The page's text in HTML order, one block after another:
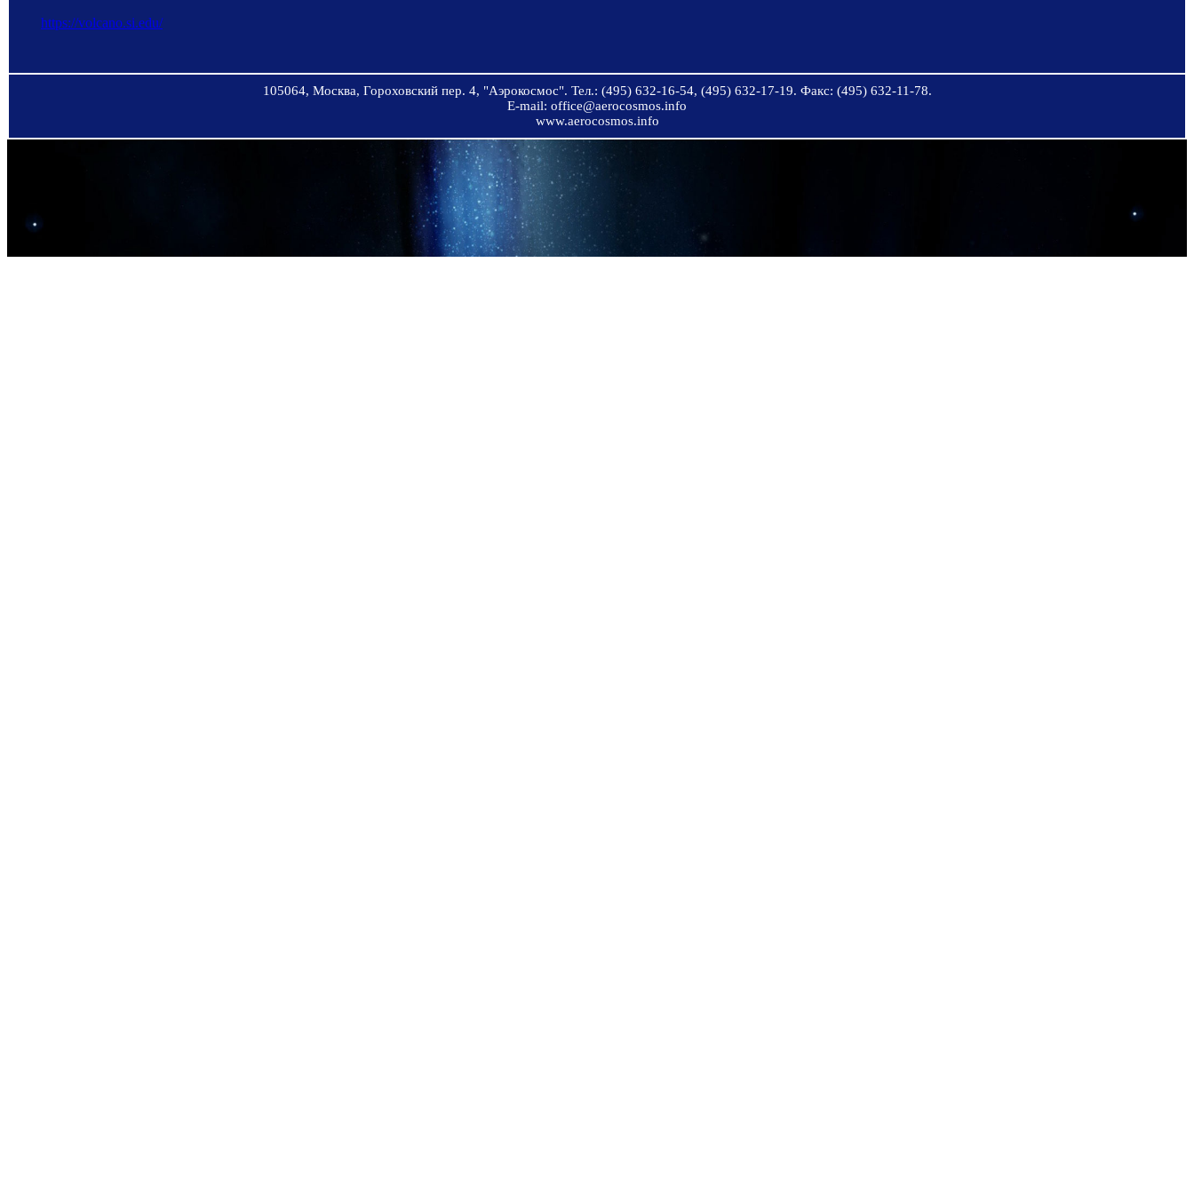
https://volcano.si.edu/
105064, Москва, Гороховский пер. 4, "Аэрокосмос". Тел.: (495) 632-16-54, (495) 632-17-19. Факс: (495) 632-11-78.
E-mail: office@aerocosmos.info
www.aerocosmos.info